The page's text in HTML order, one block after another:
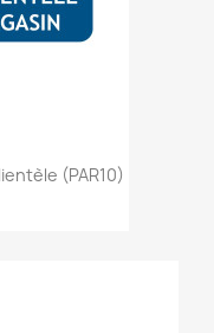
(PAR10)